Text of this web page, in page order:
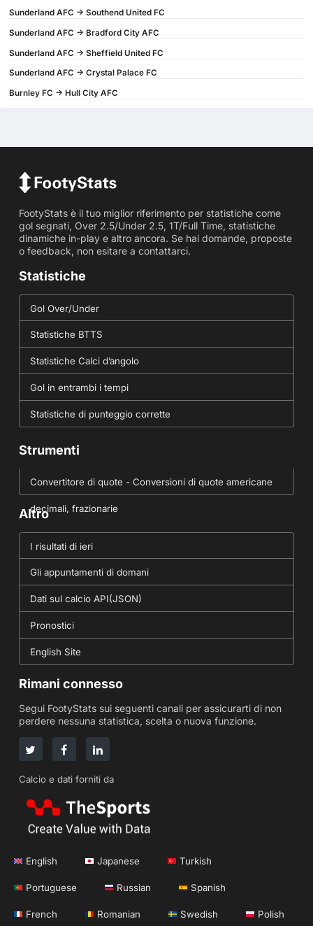
Sunderland AFC -> Southend United FC
Sunderland AFC -> Bradford City AFC
Sunderland AFC -> Sheffield United FC
Sunderland AFC -> Crystal Palace FC
Burnley FC -> Hull City AFC
FootyStats è il tuo miglior riferimento per statistiche come
gol segnati, Over 2.5/Under 2.5, 1T/Full Time, statistiche
dinamiche in-play e altro ancora. Se hai domande, proposte
o feedback, non esitare a contattarci.
Statistiche
Gol Over/Under
Statistiche BTTS
Statistiche Calci d’angolo
Gol in entrambi i tempi
Statistiche di punteggio corrette
Strumenti
Convertitore di quote - Conversioni di quote americane
decimali, frazionarie
Altro
I risultati di ieri
Gli appuntamenti di domani
Dati sul calcio API(JSON)
Pronostici
English Site
Rimani connesso
Segui FootyStats sui seguenti canali per assicurarti di non
perdere nessuna statistica, scelta o nuova funzione.
Calcio e dati forniti da
English Japanese Turkish
Portuguese Russian Spanish
French Romanian Swedish Polish